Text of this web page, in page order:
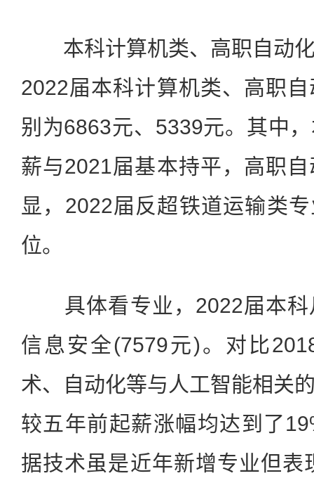
本科计算机类、高职自动化
2022届本科计算机类、高职
别为6863元、5339元。其中
薪与2021届基本持平，高职
显，2022届反超铁道运输类
位。
具体看专业，2022届本科
信息安全(7579元)。对比
术、自动化等与人工智能相关
较五年前起薪涨幅均达到了
据技术虽是近年新增专业但表